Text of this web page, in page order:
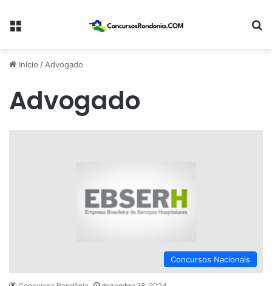
Menu
Início /Advogado​​
Advogado​​
Concursos Nacionais